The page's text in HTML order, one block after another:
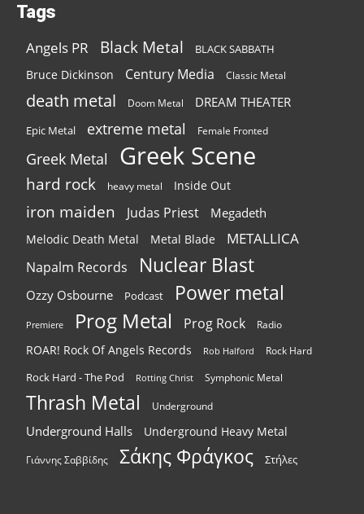
Tags
Angels PR Black Metal BLACK SABBATH
Bruce Dickinson Century Media Classic Metal
death metal Doom Metal DREAM THEATER
Epic Metal extreme metal Female Fronted
Greek Metal Greek Scene
hard rock heavy metal Inside Out
iron maiden Judas Priest Megadeth
Melodic Death Metal Metal Blade METALLICA
Napalm Records Nuclear Blast
Ozzy Osbourne Podcast Power metal
Premiere Prog Metal Prog Rock Radio
ROAR! Rock Of Angels Records Rob Halford Rock Hard
Rock Hard - The Pod Rotting Christ Symphonic Metal
Thrash Metal Underground
Underground Halls Underground Heavy Metal
Γιάννης Σαββίδης Σάκης Φράγκος Στήλες